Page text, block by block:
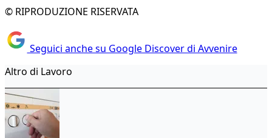
© RIPRODUZIONE RISERVATA
Seguici anche su Google Discover di Avvenire
Altro di Lavoro